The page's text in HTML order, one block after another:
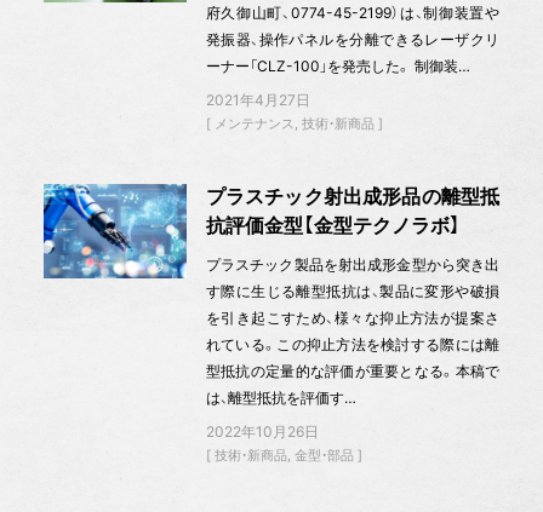
府久御山町、0774-45-2199）は、制御装置や
発振器、操作パネルを分離できるレーザクリ
ーナー「CLZ-100」を発売した。 制御装…
2021年4月27日
メンテナンス 技術・新商品
プラスチック射出成形品の離型抵
抗評価金型【金型テクノラボ】
プラスチック製品を射出成形金型から突き出
す際に生じる離型抵抗は、製品に変形や破損
を引き起こすため、様々な抑止方法が提案さ
れている。この抑止方法を検討する際には離
型抵抗の定量的な評価が重要となる。本稿で
は、離型抵抗を評価す…
2022年10月26日
技術・新商品 金型・部品